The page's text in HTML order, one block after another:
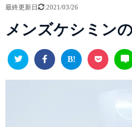
化粧水
シャンプー
最終更新日 :2021/03/26
メンズケシミン